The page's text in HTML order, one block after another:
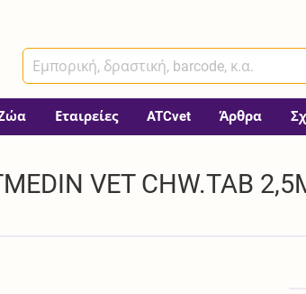
Εταιρείες ATCvet Άρθρα
VET CHW.TAB